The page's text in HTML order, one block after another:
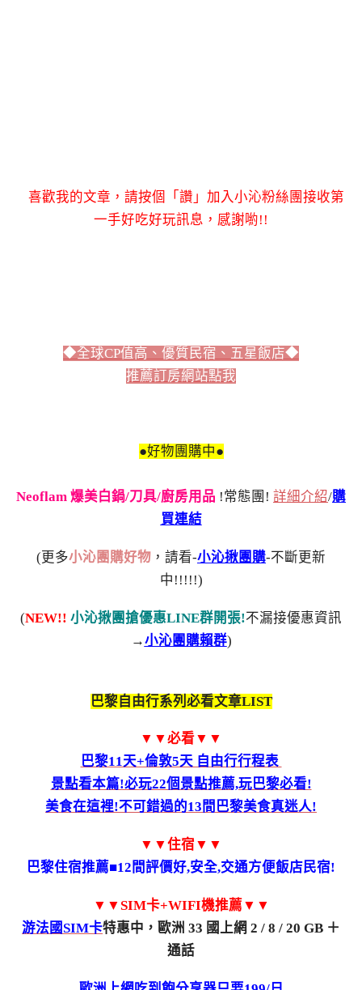
喜歡我的文章，請按個「讚」加入小沁粉絲團接收第
一手好吃好玩訊息，感謝喲!!
◆全球CP值高、優質民宿、五星飯店◆
推薦訂房網站點我
●好物團購中●
Neoflam 爆美白鍋/刀具/廚房用品 !常態團! 詳細介紹/購
買連結
(更多小沁團購好物 ，請看-小沁揪團購-不斷更新
中!!!!!)
(NEW!! 小沁揪團搶優惠LINE群開張!不漏接優惠資訊
→小沁團購賴群)
巴黎自由行系列必看文章LIST
▼▼必看▼▼
巴黎11天+倫敦5天 自由行行程表
景點看本篇!必玩22個景點推薦,玩巴黎必看!
美食在這裡!不可錯過的13間巴黎美食真迷人!
▼▼住宿▼▼
巴黎住宿推薦■12間評價好,安全,交通方便飯店民宿!
▼▼SIM卡+WIFI機推薦▼▼
游法國SIM卡特惠中，歐洲 33 國上網 2 / 8 / 20 GB ＋
通話